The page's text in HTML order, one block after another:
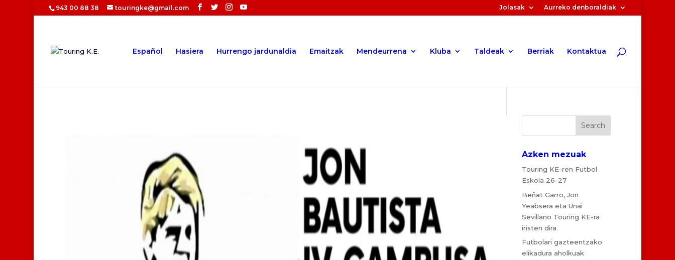
943 00 88 38 touringke@gmail.com Jolasak Aurreko denboraldiak
Español Hasiera Hurrengo jardunaldia Emaitzak Mendeurrena Kluba Taldeak Berriak Kontaktua
Azken mezuak
Touring KE-ren Futbol
Eskola 26-27
Beñat Garro, Jon
Yeabsera eta Unai
Sevillano Touring KE-ra
iristen dira
Futbolari gazteentzako
elikadura aholkuak